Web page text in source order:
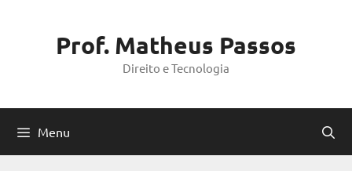
Prof. Matheus Passos
Direito e Tecnologia
Menu